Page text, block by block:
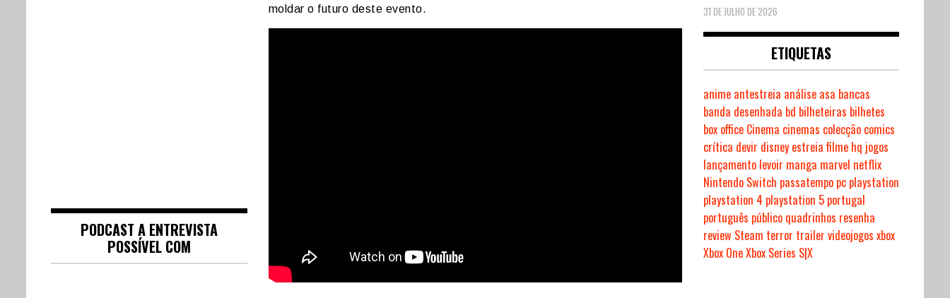
moldar o futuro deste evento.
PODCAST A ENTREVISTA
POSSÍVEL COM
31 DE JULHO DE 2026
ETIQUETAS
anime antestreia análise asa bancas
banda desenhada bd bilheteiras bilhetes
box office Cinema cinemas colecção comics
crítica devir disney estreiafilme hq jogos
lançamento levoir manga marvel netflix
Nintendo Switch passatempo pc playstation
playstation 4 playstation 5 portugal
português público quadrinhos resenha
review Steam terror trailer videojogos xbox
Xbox OneXbox Series S|X